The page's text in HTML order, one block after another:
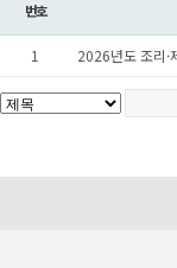
번호
1 2026년도 조리·